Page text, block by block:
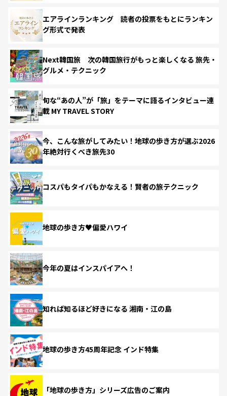
エアラインランキング 読者の投票をもとにランキン
グ形式で発表
Next韓国旅 次の韓国旅行がもっと楽しくなる 旅先・
グルメ・テクニック
旬な“あの人”が「旅」をテーマに語るインタビュー連
載 MY TRAVEL STORY
今、こんな旅がしてみたい！地球の歩き方が選ぶ2026
年絶対行くべき旅先30
コスパもタイパもかなえる！賢者の旅テクニック
地球の歩き方♥偏愛ハワイ
今年の夏はインスパイアへ！
知れば知るほど好きになる 湘南・江の島
地球の歩き方45周年記念 インド特集
「地球の歩き方」シリーズ広告のご案内